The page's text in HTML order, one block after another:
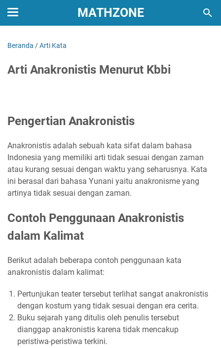
MATHZONE
Beranda /Arti Kata
Arti Anakronistis Menurut Kbbi
Pengertian Anakronistis
Anakronistis adalah sebuah kata sifat dalam bahasa
Indonesia yang memiliki arti tidak sesuai dengan zaman
atau kurang sesuai dengan waktu yang seharusnya. Kata
ini berasal dari bahasa Yunani yaitu anakronisme yang
artinya tidak sesuai dengan zaman.
Contoh Penggunaan Anakronistis
dalam Kalimat
Berikut adalah beberapa contoh penggunaan kata
anakronistis dalam kalimat:
Pertunjukan teater tersebut terlihat sangat anakronistis
dengan kostum yang tidak sesuai dengan era cerita.
Buku sejarah yang ditulis oleh penulis tersebut
dianggap anakronistis karena tidak mencakup
peristiwa-peristiwa terkini.